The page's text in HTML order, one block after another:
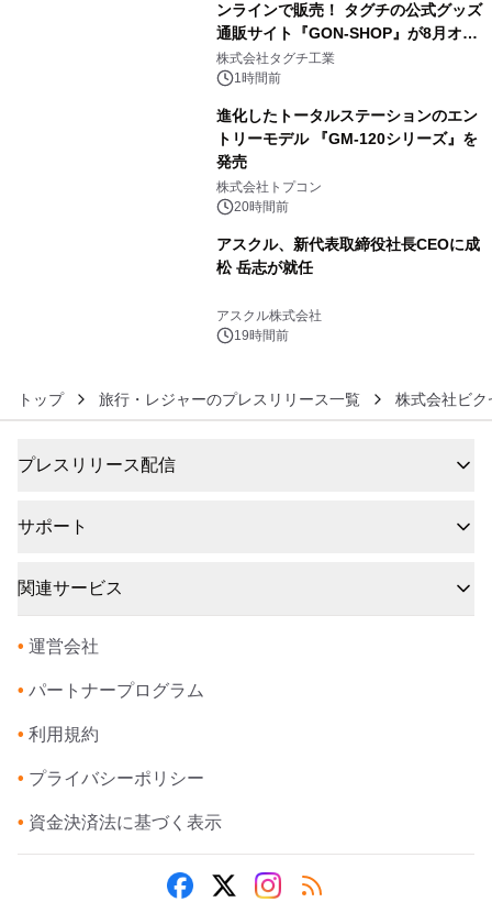
ンラインで販売！ タグチの公式グッズ
通販サイト『GON-SHOP』が8月オー
プン
株式会社タグチ工業
1時間前
進化したトータルステーションのエン
トリーモデル 『GM-120シリーズ』を
発売
株式会社トプコン
20時間前
アスクル、新代表取締役社長CEOに成
松 岳志が就任
アスクル株式会社
19時間前
トップ 旅行・レジャーのプレスリリース一覧 株式会社ビク
プレスリリース配信
サポート
関連サービス
• 運営会社
• パートナープログラム
• 利用規約
• プライバシーポリシー
• 資金決済法に基づく表示